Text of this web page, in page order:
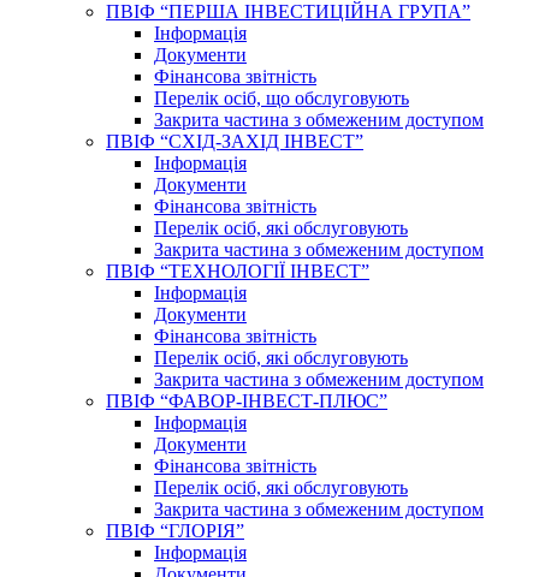
ПВІФ “ПЕРША ІНВЕСТИЦІЙНА ГРУПА”
Інформація
Документи
Фінансова звітність
Перелік осіб, що обслуговують
Закрита частина з обмеженим доступом
ПВІФ “СХІД-ЗАХІД ІНВЕСТ”
Інформація
Документи
Фінансова звітність
Перелік осіб, які обслуговують
Закрита частина з обмеженим доступом
ПВІФ “ТЕХНОЛОГІЇ ІНВЕСТ”
Інформація
Документи
Фінансова звітність
Перелік осіб, які обслуговують
Закрита частина з обмеженим доступом
ПВІФ “ФАВОР-ІНВЕСТ-ПЛЮС”
Інформація
Документи
Фінансова звітність
Перелік осіб, які обслуговують
Закрита частина з обмеженим доступом
ПВІФ “ГЛОРІЯ”
Інформація